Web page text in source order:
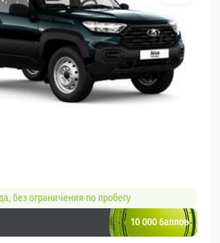
без ограничения по пробегу
10 000 баллов